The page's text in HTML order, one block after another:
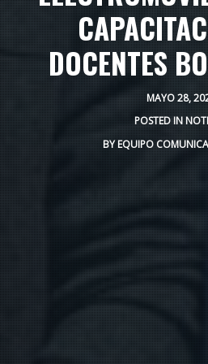
DOCENTES
MAYO 28,
POSTED IN
BYEQUIPO